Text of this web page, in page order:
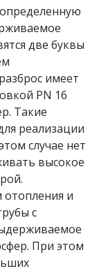
две буквы
имеет
PN 16
Такие
реализации
случае нет
высокое
и
с
При этом